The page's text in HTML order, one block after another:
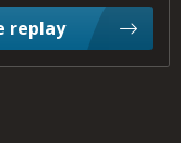
replay